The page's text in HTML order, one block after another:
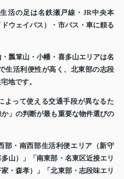
活の足は名鉄瀬戸線・JR中央本
ウェイバス）・市バス・車に頼る
瓢箪山・小幡・喜多山エリアは名
生活利便性が高く、北東部の志段
地です。
よって使える交通手段が異なるた
」の判断が最も重要な物件選びの
部・南西部生活利便エリア（新守
山）」「南東部・名東区近接エリ
・森孝）」「北東部・志段味エリ